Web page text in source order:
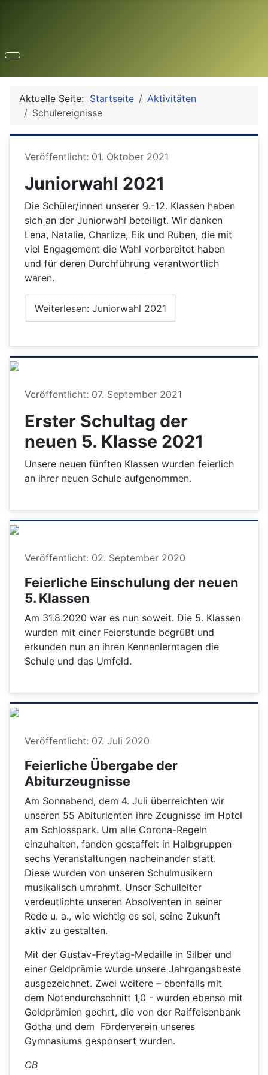
Aktuelle Seite: Startseite
Aktivitäten
Schulereignisse
Details
Veröffentlicht: 01. Oktober 2021
Juniorwahl 2021
Die Schüler/innen unserer 9.-12. Klassen haben
sich an der Juniorwahl beteiligt. Wir danken
Lena, Natalie, Charlize, Eik und Ruben, die mit
viel Engagement die Wahl vorbereitet haben
und für deren Durchführung verantwortlich
waren.
Weiterlesen: Juniorwahl 2021
Details
Veröffentlicht: 07. September 2021
Erster Schultag der
neuen 5. Klasse 2021
Unsere neuen fünften Klassen wurden feierlich
an ihrer neuen Schule aufgenommen.
Details
Veröffentlicht: 02. September 2020
Feierliche Einschulung der neuen
5. Klassen
Am 31.8.2020 war es nun soweit. Die 5. Klassen
wurden mit einer Feierstunde begrüßt und
erkunden nun an ihren Kennenlerntagen die
Schule und das Umfeld.
Details
Veröffentlicht: 07. Juli 2020
Feierliche Übergabe der
Abiturzeugnisse
Am Sonnabend, dem 4. Juli überreichten wir
unseren 55 Abiturienten ihre Zeugnisse im Hotel
am Schlosspark. Um alle Corona-Regeln
einzuhalten, fanden gestaffelt in Halbgruppen
sechs Veranstaltungen nacheinander statt.
Diese wurden von unseren Schulmusikern
musikalisch umrahmt. Unser Schulleiter
verdeutlichte unseren Absolventen in seiner
Rede u. a., wie wichtig es sei, seine Zukunft
aktiv zu gestalten.
Mit der Gustav-Freytag-Medaille in Silber und
einer Geldprämie wurde unsere Jahrgangsbeste
ausgezeichnet. Zwei weitere – ebenfalls mit
dem Notendurchschnitt 1,0 - wurden ebenso mit
Geldprämien geehrt, die von der Raiffeisenbank
Gotha und dem Förderverein unseres
Gymnasiums gesponsert wurden.
CB